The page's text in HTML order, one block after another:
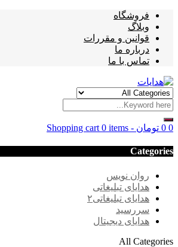
فروشگاه
وبلاگ
قوانین و مقررات
درباره ما
تماس با ما
Shopping cart 0 items - 0 تومان 0
Categories
روان نویس
هدایای تبلیغاتی
هدایای تبلیغاتی۲
سررسید
هدایای دیجیتال
All Categories